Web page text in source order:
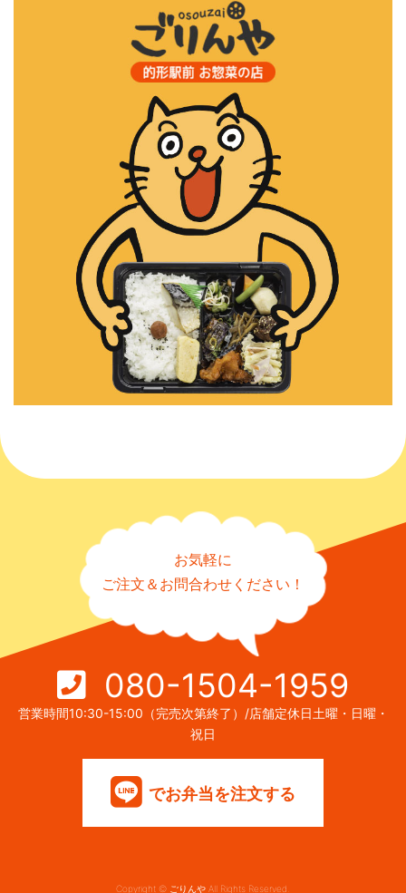
お気軽に
ご注文＆お問合わせください！
080-1504-1959
営業時間10:30-15:00（完売次第終了）/店舗定休日土曜・日曜・
祝日
でお弁当を注文する
Copyright © ごりんや All Rights Reserved.